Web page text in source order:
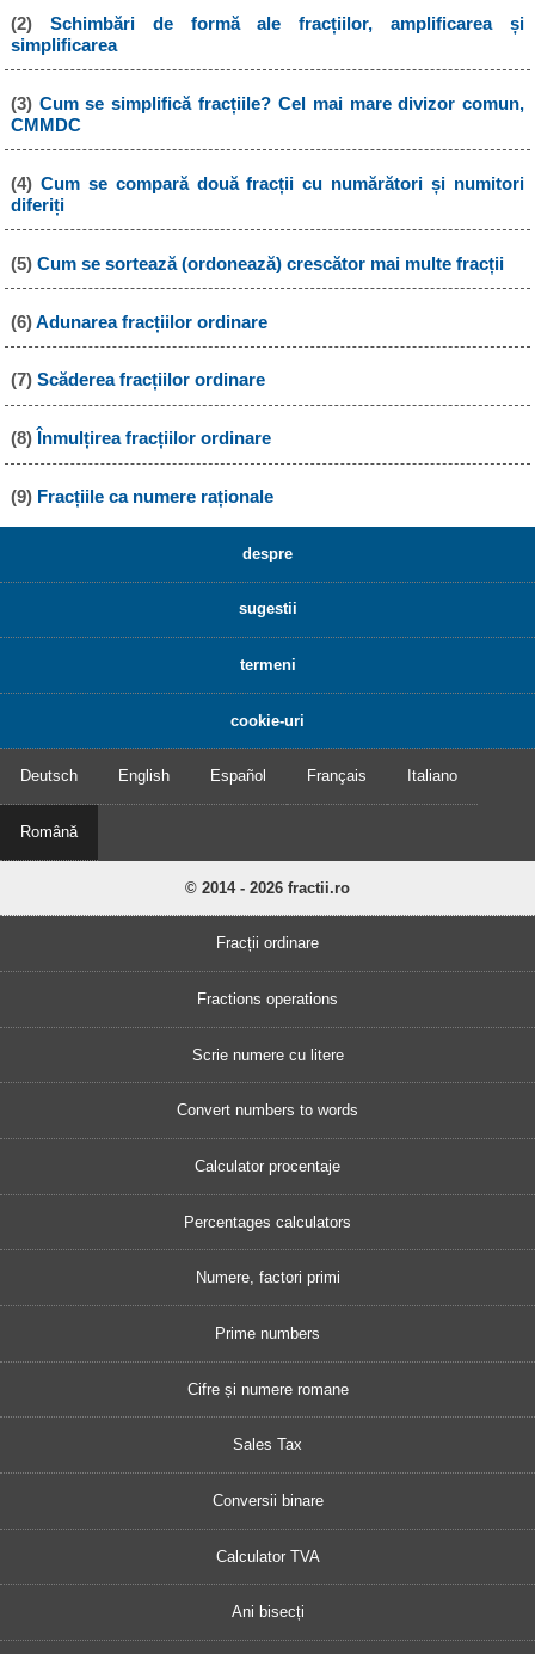
(2) Schimbări de formă ale fracțiilor, amplificarea și
simplificarea
(3) Cum se simplifică fracțiile? Cel mai mare divizor comun,
CMMDC
(4) Cum se compară două fracții cu numărători și numitori
diferiți
(5) Cum se sortează (ordonează) crescător mai multe fracții
(6)Adunarea fracțiilor ordinare
(7) Scăderea fracțiilor ordinare
(8) Înmulțirea fracțiilor ordinare
(9) Fracțiile ca numere raționale
despre
sugestii
termeni
cookie-uri
Deutsch English Español Français Italiano
Română
© 2014 - 2026 fractii.ro
Fracții ordinare
Fractions operations
Scrie numere cu litere
Convert numbers to words
Calculator procentaje
Percentages calculators
Numere, factori primi
Prime numbers
Cifre și numere romane
Sales Tax
Conversii binare
Calculator TVA
Ani bisecți